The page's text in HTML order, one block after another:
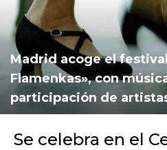
Madrid acoge el
Flamenkas», con
participación de
Se celebra en el